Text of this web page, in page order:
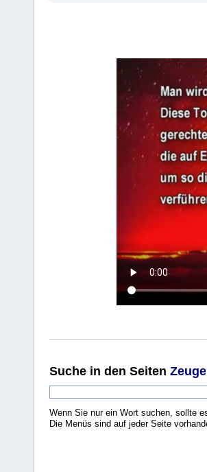
Suche in den Seiten
Wenn Sie nur ein Wort suchen, sollte
Die Menüs sind auf jeder Seite